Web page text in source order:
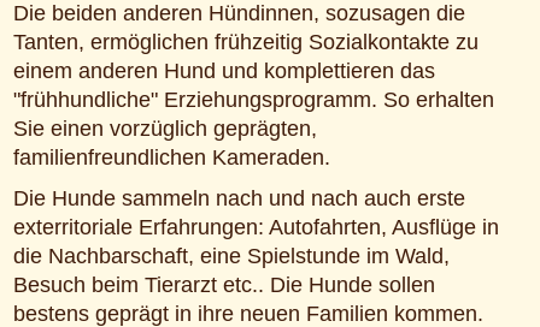
Die beiden anderen Hündinnen, sozusagen die
Tanten, ermöglichen frühzeitig Sozialkontakte zu
einem anderen Hund und komplettieren das
"frühhundliche" Erziehungsprogramm. So erhalten
Sie einen vorzüglich geprägten,
familienfreundlichen Kameraden.
Die Hunde sammeln nach und nach auch erste
exterritoriale Erfahrungen: Autofahrten, Ausflüge in
die Nachbarschaft, eine Spielstunde im Wald,
Besuch beim Tierarzt etc.. Die Hunde sollen
bestens geprägt in ihre neuen Familien kommen.